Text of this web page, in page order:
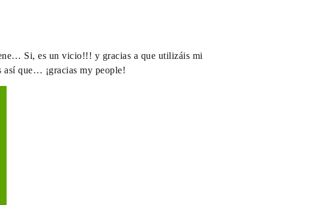
Si, es un vicio!!! y gracias a que utilizáis mi
así que… ¡gracias my people!